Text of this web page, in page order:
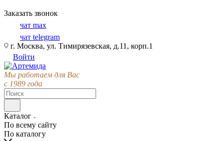
Заказать звонок
чат max
чат telegram
г. Москва, ул. Тимирязевская, д.11, корп.1
Войти
Мы работаем для Вас
с 1989 года
Каталог
По всему сайту
По каталогу